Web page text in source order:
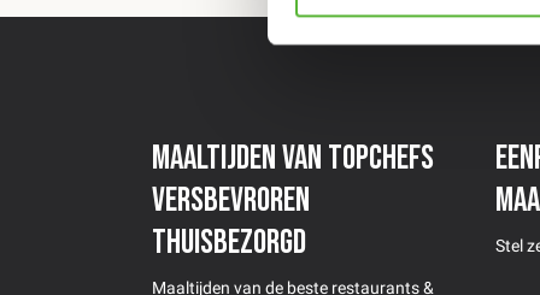
Maaltijden van topchefs
versbevroren
thuisbezorgd
Maaltijden van de beste restaurants &
Stel